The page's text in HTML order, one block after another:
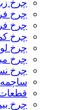
چرخ
چرخ
چرخ
چرخ
چرخ
چرخ
چرخ
ساچمه
قطعات
چرخ